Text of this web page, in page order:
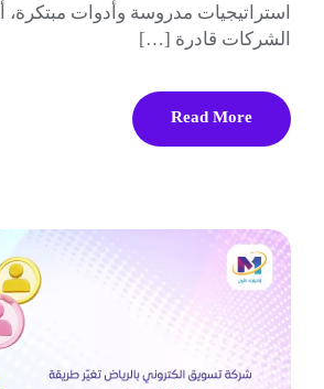
استراتيجيات مدروسة وأدوات
الشركات قادرة […]
Read More